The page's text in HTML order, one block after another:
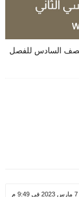
السادس للفصل
7 مارس 2023 في 9:49 م